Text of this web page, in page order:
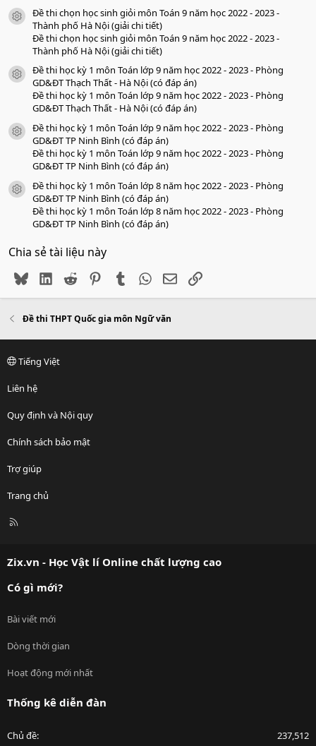
icon tài liệu
Đề thi chọn học sinh giỏi môn Toán 9 năm học 2022 - 2023 -
Thành phố Hà Nội (giải chi tiết)
Đề thi chọn học sinh giỏi môn Toán 9 năm học 2022 - 2023 -
Thành phố Hà Nội (giải chi tiết)
icon tài liệu
Đề thi học kỳ 1 môn Toán lớp 9 năm học 2022 - 2023 - Phòng
GD&ĐT Thạch Thất - Hà Nội (có đáp án)
Đề thi học kỳ 1 môn Toán lớp 9 năm học 2022 - 2023 - Phòng
GD&ĐT Thạch Thất - Hà Nội (có đáp án)
icon tài liệu
Đề thi học kỳ 1 môn Toán lớp 9 năm học 2022 - 2023 - Phòng
GD&ĐT TP Ninh Bình (có đáp án)
Đề thi học kỳ 1 môn Toán lớp 9 năm học 2022 - 2023 - Phòng
GD&ĐT TP Ninh Bình (có đáp án)
icon tài liệu
Đề thi học kỳ 1 môn Toán lớp 8 năm học 2022 - 2023 - Phòng
GD&ĐT TP Ninh Bình (có đáp án)
Đề thi học kỳ 1 môn Toán lớp 8 năm học 2022 - 2023 - Phòng
GD&ĐT TP Ninh Bình (có đáp án)
Chia sẻ tài liệu này
BlueskyLinkedIn
Reddit PinterestTumblr WhatsApp
EmailLink
Đề thi THPT Quốc gia môn Ngữ văn
Tiếng Việt
Liên hệ
Quy định và Nội quy
Chính sách bảo mật
Trợ giúp
Trang chủ
R
Zix.vn - Học Vật lí Online chất lượng cao
Có gì mới?
Bài viết mới
Dòng thời gian
Hoạt động mới nhất
Thống kê diễn đàn
Chủ đề 237,512